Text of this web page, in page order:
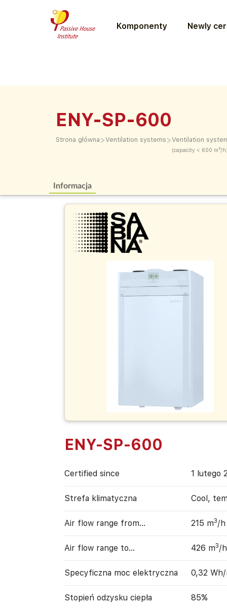
Komponenty Newly
ENY-SP-600
Strona główna >Ventilation systems >Ventilation
(capacity < 600 m³/
Informacja
ENY-SP-600
Certified since 1 lutego
Strefa klimatyczna Cool,
Air flow range from… 215 m3/h
Air flow range to… 426 m3/h
Specyficzna moc elektryczna 0,32
Stopień odzysku ciepła 85%